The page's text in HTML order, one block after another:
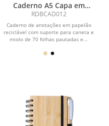
Caderno A5 Capa em
Papelão Reciclado c/
Caneta
RDBCAD012
Caderno de anotações em papelão
reciclável com suporte para caneta e
miolo de 70 folhas pautadas e...